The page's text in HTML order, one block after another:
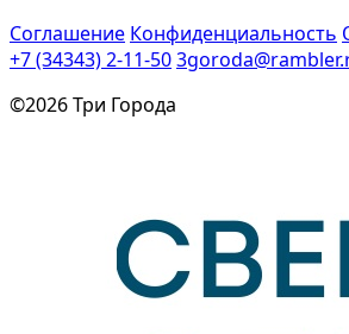
Соглашение Конфиденциальность
+7 (34343) 2-11-50
©2026 Три Города